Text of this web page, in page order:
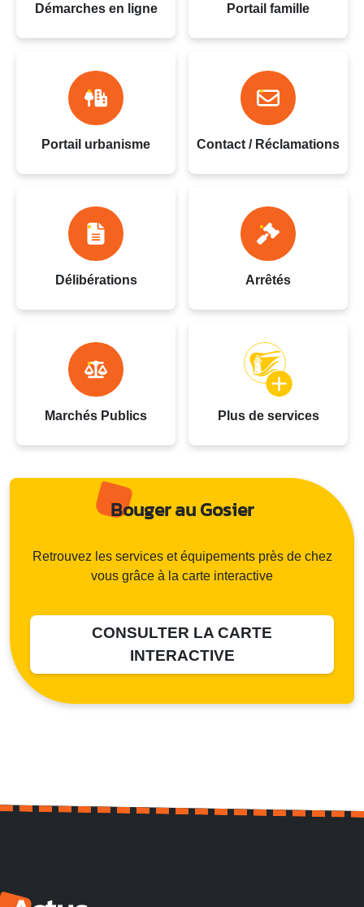
Démarches en ligne Portail famille
Portail urbanisme Contact / Réclamations
Délibérations Arrêtés
Marchés Publics Plus de services
Bouger au Gosier
Retrouvez les services et équipements près de chez
vous grâce à la carte interactive
CONSULTER LA CARTE
INTERACTIVE